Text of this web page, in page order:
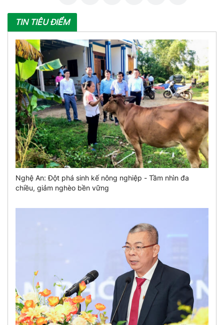
TIN TIÊU ĐIỂM
Nghệ An: Đột phá sinh kế nông nghiệp - Tầm nhìn đa
chiều, giảm nghèo bền vững